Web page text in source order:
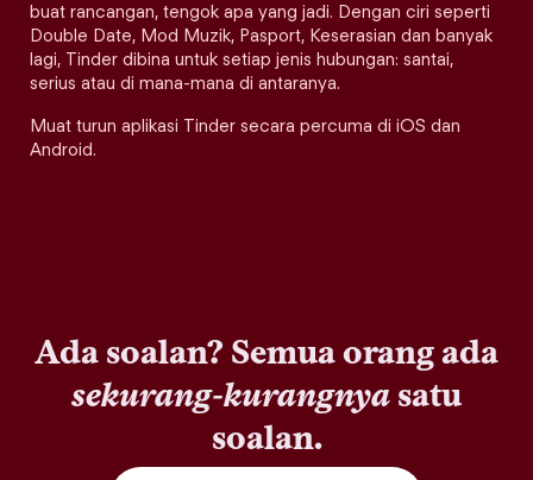
buat rancangan, tengok apa yang jadi. Dengan ciri seperti
Double Date, Mod Muzik, Pasport, Keserasian dan banyak
lagi, Tinder dibina untuk setiap jenis hubungan: santai,
serius atau di mana-mana di antaranya.
Muat turun aplikasi Tinder secara percuma di iOS dan
Android.
Ada soalan? Semua orang ada
sekurang-kurangnya satu
soalan.